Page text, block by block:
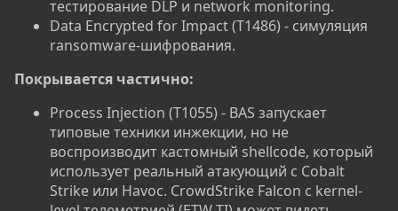
тестирование DLP и network monitoring.
Data Encrypted for Impact (T1486) - симуляция
ransomware-шифрования.
Покрывается частично:
Process Injection (T1055) - BAS запускает
типовые техники инжекции, но не
воспроизводит кастомный shellcode, который
использует реальный атакующий с Cobalt
Strike или Havoc. CrowdStrike Falcon с kernel-